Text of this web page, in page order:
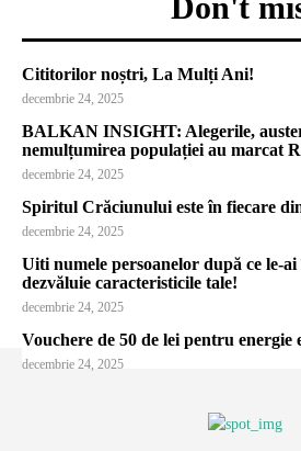
Cititorilor noștri, La Mulți Ani!
decembrie 24, 2025
BALKAN INSIGHT: Alegerile,
nemulțumirea populației au marcat
decembrie 24, 2025
Spiritul Crăciunului este în fiecare
decembrie 24, 2025
Uiti numele persoanelor după ce le-
dezvăluie caracteristicile tale!
decembrie 24, 2025
Vouchere de 50 de lei pentru energie
decembrie 24, 2025